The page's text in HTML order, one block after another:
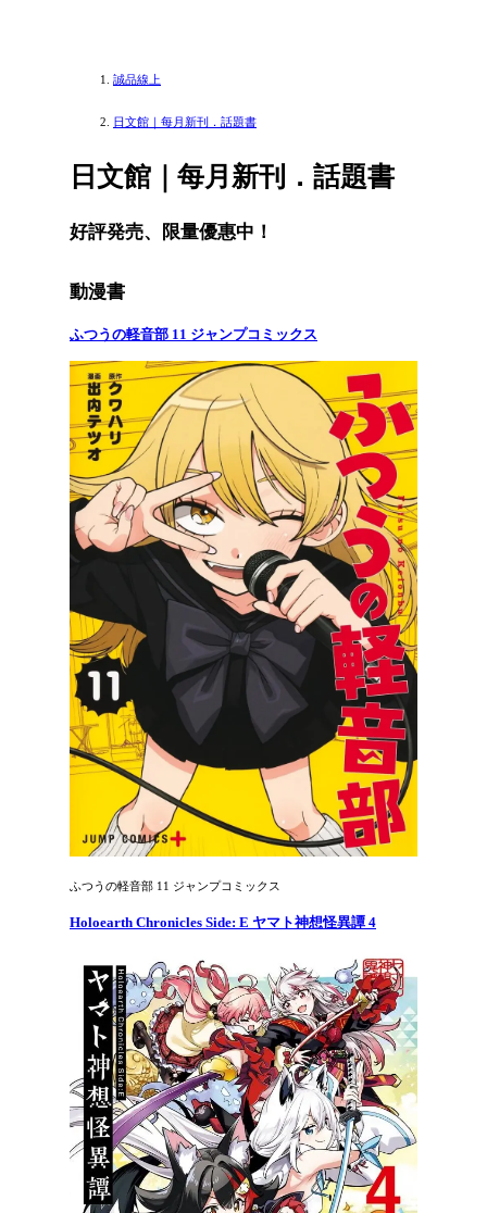
誠品線上
日文館｜每月新刊．話題書
日文館｜每月新刊．話題書
好評発売、限量優惠中！
動漫書
ふつうの軽音部 11 ジャンプコミックス
ふつうの軽音部 11 ジャンプコミックス
Holoearth Chronicles Side: E ヤマト神想怪異譚 4